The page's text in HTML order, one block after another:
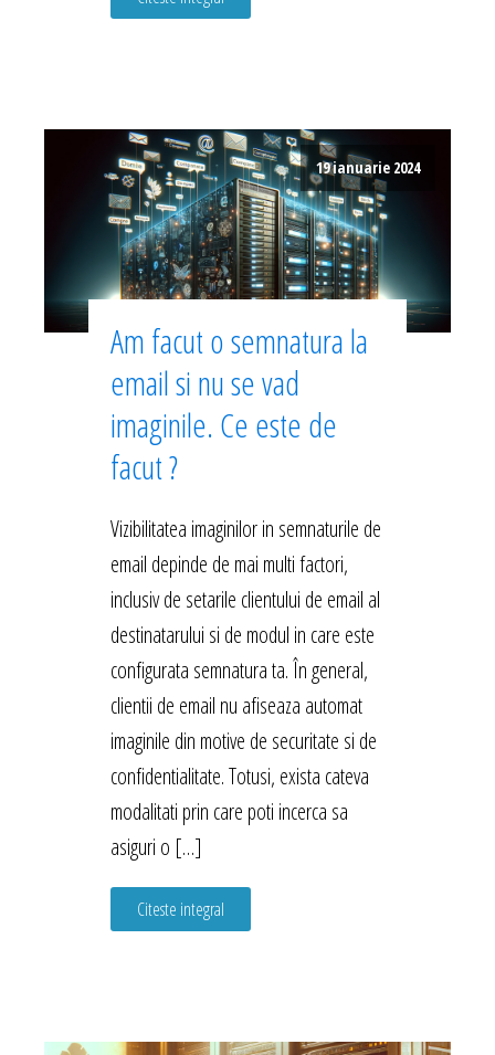
19 ianuarie 2024
Am facut o semnatura la
email si nu se vad
imaginile. Ce este de
facut ?
Vizibilitatea imaginilor in semnaturile de
email depinde de mai multi factori,
inclusiv de setarile clientului de email al
destinatarului si de modul in care este
configurata semnatura ta. În general,
clientii de email nu afiseaza automat
imaginile din motive de securitate si de
confidentialitate. Totusi, exista cateva
modalitati prin care poti incerca sa
asiguri o […]
Citeste integral